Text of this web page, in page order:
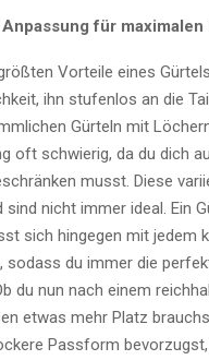
für maximalen
Vorteile eines
ihn stufenlos an die
Gürteln mit
oft schwierig, da du dich
musst. Diese
sind nicht immer ideal. Ein
sich hingegen mit jedem
sodass du immer die
du nun nach einem
etwas mehr Platz
Passform